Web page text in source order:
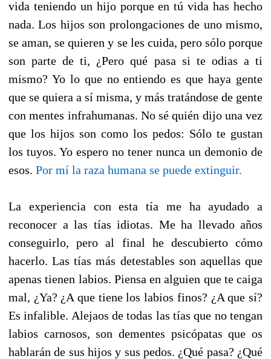
vida teniendo un hijo porque en tú vida has hecho
nada. Los hijos son prolongaciones de uno mismo,
se aman, se quieren y se les cuida, pero sólo porque
son parte de ti, ¿Pero qué pasa si te odias a ti
mismo? Yo lo que no entiendo es que haya gente
que se quiera a sí misma, y más tratándose de gente
con mentes infrahumanas. No sé quién dijo una vez
que los hijos son como los pedos: Sólo te gustan
los tuyos. Yo espero no tener nunca un demonio de
esos. Por mí la raza humana se puede extinguir.
La experiencia con esta tía me ha ayudado a
reconocer a las tías idiotas. Me ha llevado años
conseguirlo, pero al final he descubierto cómo
hacerlo. Las tías más detestables son aquellas que
apenas tienen labios. Piensa en alguien que te caiga
mal, ¿Ya? ¿A que tiene los labios finos? ¿A que sí?
Es infalible. Alejaos de todas las tías que no tengan
labios carnosos, son dementes psicópatas que os
hablarán de sus hijos y sus pedos. ¿Qué pasa? ¿Qué